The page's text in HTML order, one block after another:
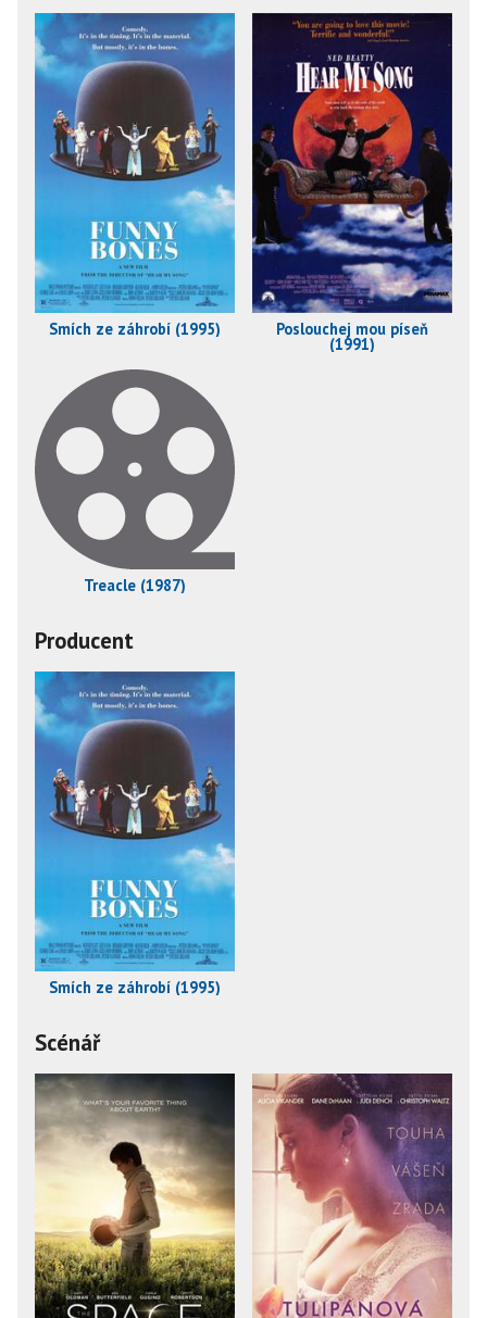
Smích ze záhrobí (1995) Poslouchej mou píseň
(1991)
Treacle (1987)
Producent
Smích ze záhrobí (1995)
Scénář